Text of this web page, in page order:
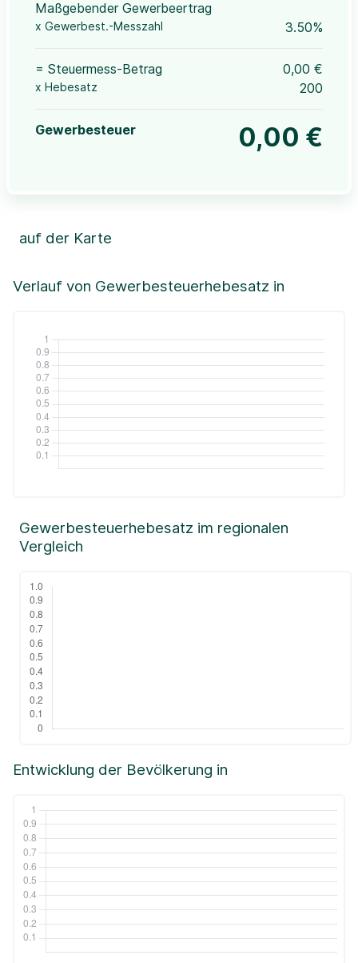
Maßgebender Gewerbeertrag
x Gewerbest.-Messzahl 3.50%
= Steuermess-Betrag 0,00 €
x Hebesatz 200
Gewerbesteuer 0,00 €
Verlauf von Gewerbesteuerhebesatz in
auf der Karte
+
Leaflet|©OpenStreetMap, ©CartoDB,
Entwicklung der Bevölkerung in
Gewerbesteuerhebesatz im regionalen
Vergleich